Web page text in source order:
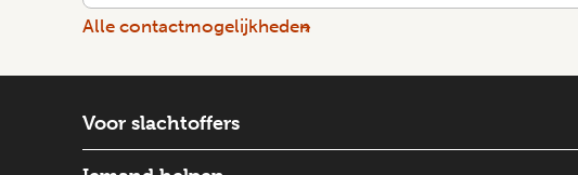
Alle contactmogelijkheden
Voor slachtoffers
Wat is er gebeurd?